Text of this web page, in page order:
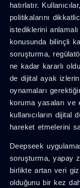
hatırlatır.
politikalarını
istediklerini
konusunda bilinçli
soruşturma,
ne kadar kararlı
de dijital ayak
oynamaları
koruma yasaları ve
kullanıcıların dijital
hareket etmelerini
Deepseek
soruşturma, yapay
birlikte artan veri
olduğunu bir kez